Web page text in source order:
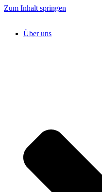
Zum Inhalt springen
Über uns